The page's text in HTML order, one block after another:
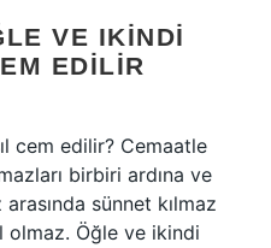
VE IKINDI
EDILIR
cem edilir? Cemaatle
birbiri ardına ve
sünnet kılmaz
olmaz. Öğle ve ikindi